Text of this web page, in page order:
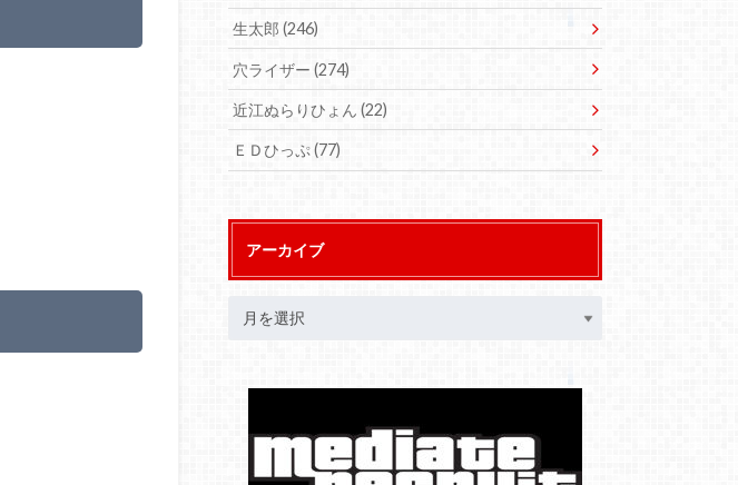
生太郎(246)
穴ライザー(274)
近江ぬらりひょん(22)
ＥＤひっぷ(77)
アーカイブ